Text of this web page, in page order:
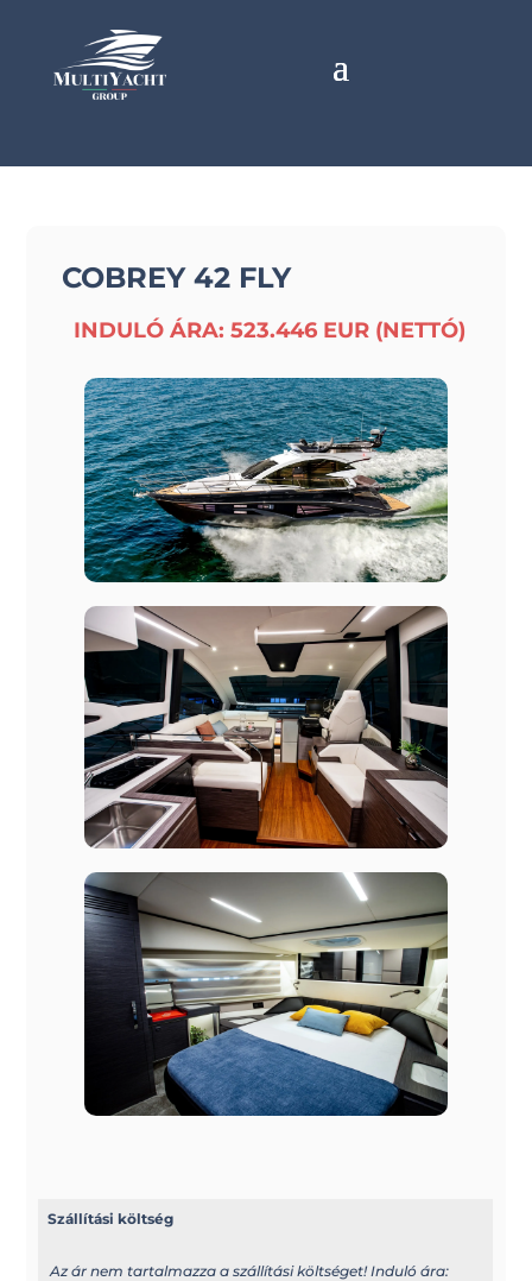
COBREY 42 FLY
INDULÓ ÁRA: 523.446 EUR (NETTÓ)
Szállítási költség
Az ár nem tartalmazza a szállítási költséget! Induló ára: